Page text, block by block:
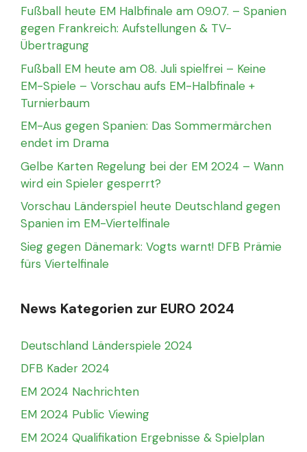
Fußball heute EM Halbfinale am 09.07. – Spanien
gegen Frankreich: Aufstellungen & TV-
Übertragung
Fußball EM heute am 08. Juli spielfrei – Keine
EM-Spiele – Vorschau aufs EM-Halbfinale +
Turnierbaum
EM-Aus gegen Spanien: Das Sommermärchen
endet im Drama
Gelbe Karten Regelung bei der EM 2024 – Wann
wird ein Spieler gesperrt?
Vorschau Länderspiel heute Deutschland gegen
Spanien im EM-Viertelfinale
Sieg gegen Dänemark: Vogts warnt! DFB Prämie
fürs Viertelfinale
News Kategorien zur EURO 2024
Deutschland Länderspiele 2024
DFB Kader 2024
EM 2024 Nachrichten
EM 2024 Public Viewing
EM 2024 Qualifikation Ergebnisse & Spielplan